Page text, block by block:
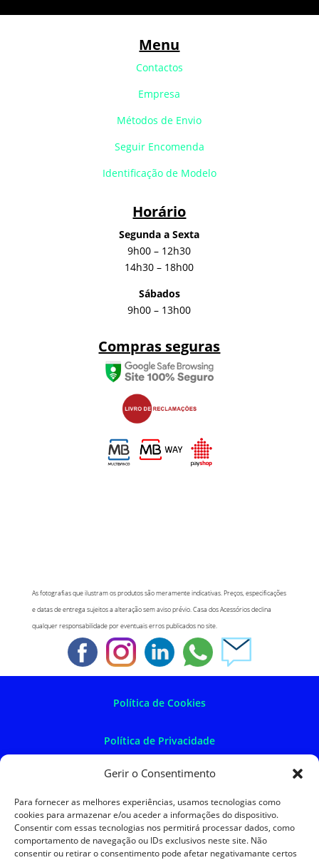
Gerir o Consentimento
Para fornecer as melhores experiências, usamos tecnologias como
cookies para armazenar e/ou aceder a informações do dispositivo.
Consentir com essas tecnologias nos permitirá processar dados, como
comportamento de navegação ou IDs exclusivos neste site. Não
consentir ou retirar o consentimento pode afetar negativamante certos
Menu
Contactos
Empresa
Métodos de Envio
Seguir Encomenda
Identificação de Modelo
Horário
Segunda a Sexta
9h00 – 12h30
14h30 – 18h00
Sábados
9h00 – 13h00
Compras seguras
As fotografias que ilustram os produtos são meramente indicativas. Preços, especificações
e datas de entrega sujeitos a alteração sem aviso prévio. Casa dos Acessórios declina
qualquer responsabilidade por eventuais erros publicados no site.
Política de Cookies
Política de Privacidade
Política de Devoluções
Termos e Condições
Resolução de Litígios